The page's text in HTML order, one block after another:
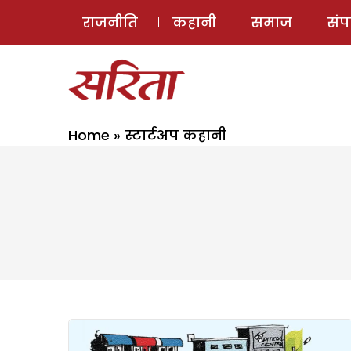
राजनीति कहानी समाज
Home » स्टार्टअप कहानी